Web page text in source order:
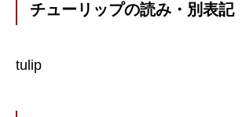
チューリップの読み・別表記
tulip